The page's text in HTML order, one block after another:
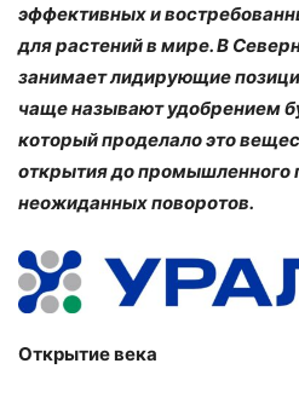
эффективных и
для растений в мире. В
занимает лидирующие
чаще называют удобрением
который проделало это
открытия до промышленного
неожиданных поворотов.
Открытие века